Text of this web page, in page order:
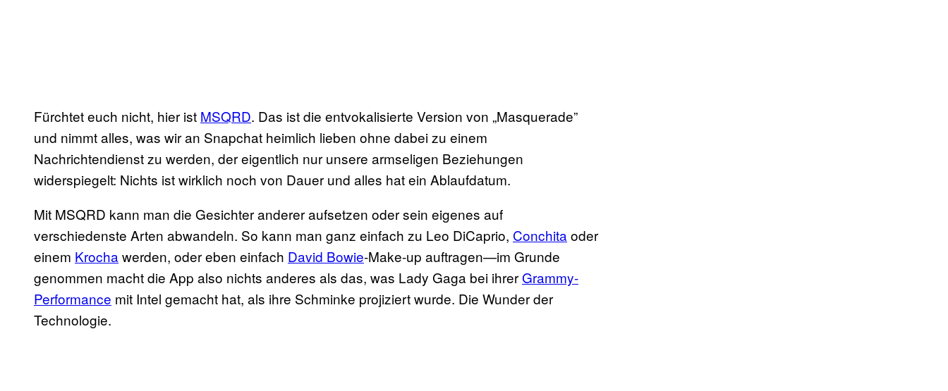
Fürchtet euch nicht, hier ist MSQRD. Das ist die entvokalisierte Version von „Masquerade”
und nimmt alles, was wir an Snapchat heimlich lieben ohne dabei zu einem
Nachrichtendienst zu werden, der eigentlich nur unsere armseligen Beziehungen
widerspiegelt: Nichts ist wirklich noch von Dauer und alles hat ein Ablaufdatum.
Mit MSQRD kann man die Gesichter anderer aufsetzen oder sein eigenes auf
verschiedenste Arten abwandeln. So kann man ganz einfach zu Leo DiCaprio, Conchita oder
einem Krocha werden, oder eben einfach David Bowie-Make-up auftragen—im Grunde
genommen macht die App also nichts anderes als das, was Lady Gaga bei ihrer Grammy-
Performance mit Intel gemacht hat, als ihre Schminke projiziert wurde. Die Wunder der
Technologie.